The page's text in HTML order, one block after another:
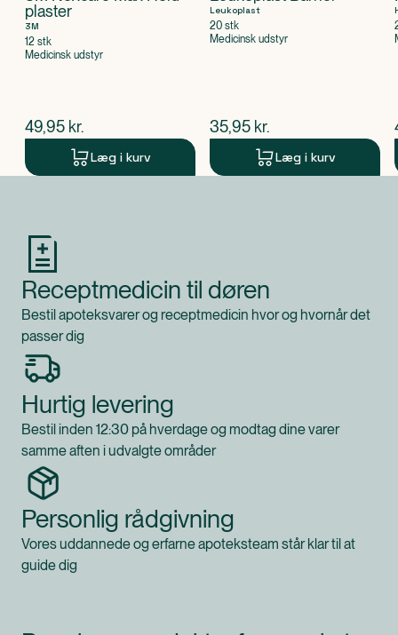
plaster
3M
12 stk
Medicinsk udstyr
$nuværende pris
49,95 kr.
Læg i kurv
Leukoplast
20 stk
Medicinsk udstyr
$nuværende pris
35,95 kr.
Læg i kurv
Receptmedicin til døren
Bestil apoteksvarer og receptmedicin hvor og hvornår det
passer dig
Hurtig levering
Bestil inden 12:30 på hverdage og modtag dine varer
samme aften i udvalgte områder
Personlig rådgivning
Vores uddannede og erfarne apoteksteam står klar til at
guide dig